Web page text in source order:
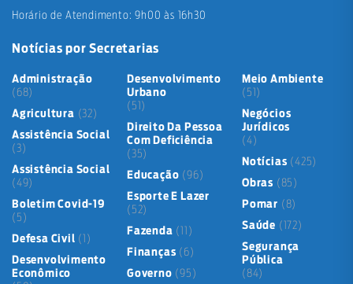
Horário de Atendimento: 9h00 às 16h30
Notícias por Secretarias
Administração
(68)
Agricultura (32)
Assistência Social
(3)
Assistência Social
(49)
Boletim Covid-19
(5)
Defesa Civil (1)
Desenvolvimento
Econômico
Desenvolvimento
Urbano
(51)
Direito Da Pessoa
Com Deficiência
(35)
Educação (96)
Esporte E Lazer
(52)
Fazenda (11)
Finanças (6)
Governo (95)
Meio Ambiente
(51)
Negócios
Jurídicos
(4)
Notícias (425)
Obras (85)
Pomar (8)
Saúde (172)
Segurança
Pública
(84)